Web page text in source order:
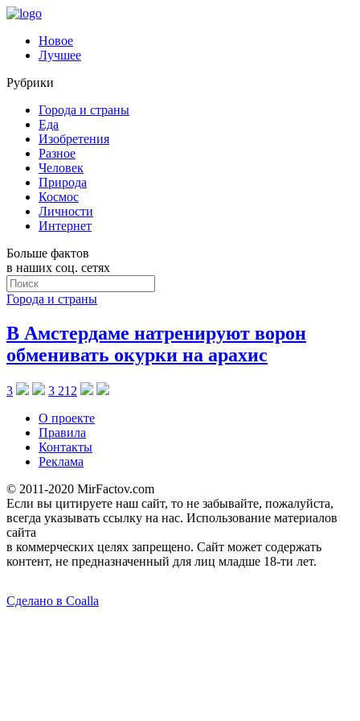
Новое
Лучшее
Рубрики
Города и страны
Еда
Изобретения
Разное
Человек
Природа
Космос
Личности
Интернет
Больше фактов
в наших соц. сетях
Города и страны
В Амстердаме натренируют ворон
обменивать окурки на арахис
3
3 212
О проекте
Правила
Контакты
Реклама
© 2011-2020 MirFactov.com
Если вы цитируете наш сайт, то не забывайте, пожалуйста,
всегда указывать ссылку на нас. Использование материалов
сайта
в коммерческих целях запрещено. Сайт может содержать
контент, не предназначенный для лиц младше 18-ти лет.
Сделано в Coalla